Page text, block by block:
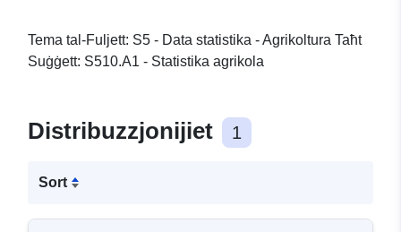
Tema tal-Fuljett: S5 - Data statistika - Agrikoltura Taħt
Suġġett: S510.A1 - Statistika agrikola
Distribuzzjonijiet 1
Sort